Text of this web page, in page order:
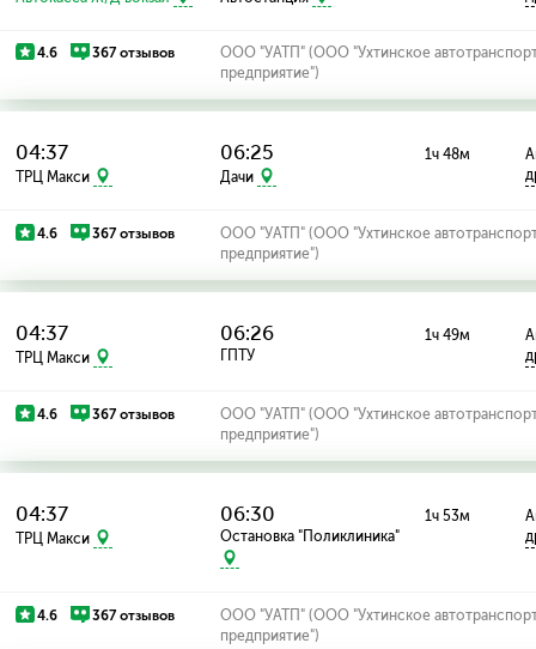
4.6 367 отзывов
ООО "УАТП" (ООО "Ухтинское
предприятие")
04:37
ТРЦ Макси
06:25
Дачи
1ч 48м
4.6 367 отзывов
ООО "УАТП" (ООО "Ухтинское
предприятие")
04:37
ТРЦ Макси
06:26
ГПТУ
1ч 49м
4.6 367 отзывов
ООО "УАТП" (ООО "Ухтинское
предприятие")
04:37
ТРЦ Макси
06:30
Остановка "Поликлиника"
1ч 53м
4.6 367 отзывов
ООО "УАТП" (ООО "Ухтинское
предприятие")